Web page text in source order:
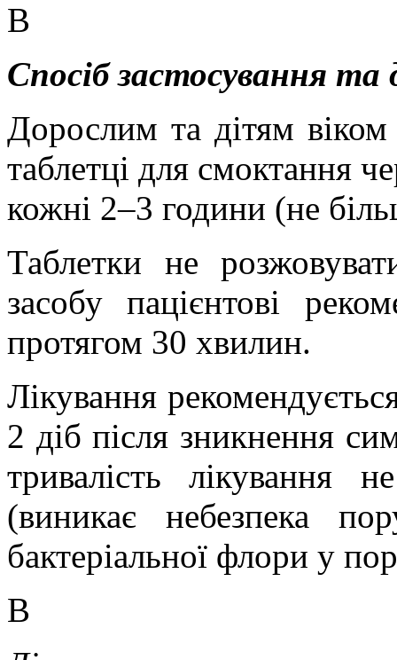
В
Спосіб застосування та
Дорослим та дітям віком
таблетці для смоктання
кожні 2–3 години (не
Таблетки не
засобу пацієнтові
протягом 30 хвилин.
Лікування
2 діб після зникнення
тривалість лікування
(виникає небезпека
бактеріальної флори у
В